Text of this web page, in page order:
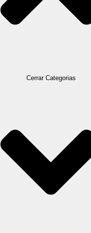
Cerrar Categorias